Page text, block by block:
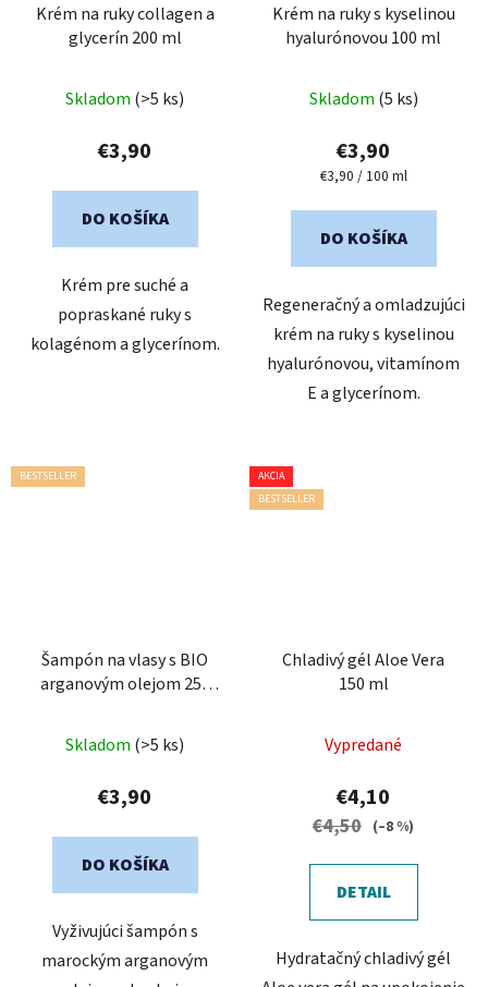
Krém na ruky collagen a
glycerín 200 ml
Skladom (>5 ks)
€3,90
DO KOŠÍKA
Krém pre suché a
popraskané ruky s
kolagénom a glycerínom.
Krém na ruky s kyselinou
hyalurónovou 100 ml
Skladom (5 ks)
€3,90
Jednotková
€3,90 / 100 ml
DO KOŠÍKA
Regeneračný a omladzujúci
krém na ruky s kyselinou
hyalurónovou, vitamínom
E a glycerínom.
BESTSELLER
Šampón na vlasy s BIO
arganovým olejom 250
Skladom (>5 ks)
€3,90
DO KOŠÍKA
Vyživujúci šampón s
marockým arganovým
AKCIA
BESTSELLER
Chladivý gél Aloe Vera
150 ml
Vypredané
€4,10
€4,50 (–8 %)
DETAIL
Hydratačný chladivý gél